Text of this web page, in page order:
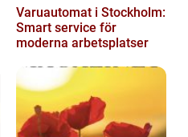
Varuautomat i Stockholm:
Smart service för
moderna arbetsplatser